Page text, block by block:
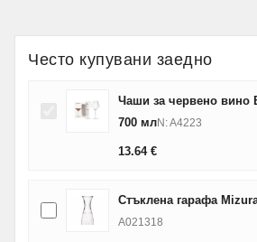
Често купувани заедно
Чаши за червено вино
700 млN: A4223
13.64 €
Стъклена гарафа
A021318